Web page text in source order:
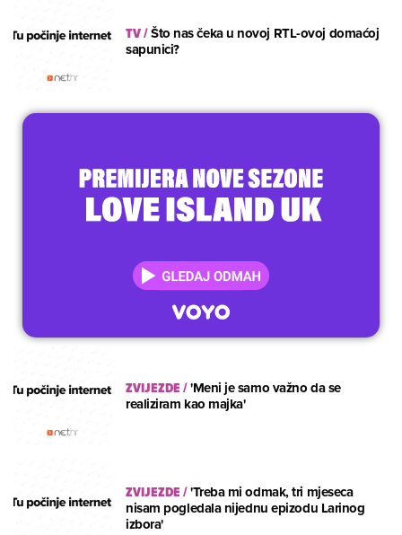
TV/Što nas čeka u novoj RTL-ovoj domaćoj
sapunici?
ZVIJEZDE/'Meni je samo važno da se
realiziram kao majka'
ZVIJEZDE/'Treba mi odmak, tri mjeseca
nisam pogledala nijednu epizodu Larinog
izbora'